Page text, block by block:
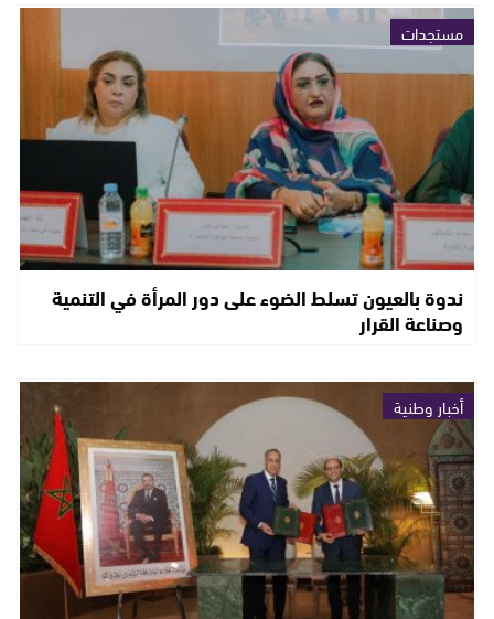
مستجدات
ندوة بالعيون تسلط الضوء على دور المرأة في التنمية
وصناعة القرار
أخبار وطنية